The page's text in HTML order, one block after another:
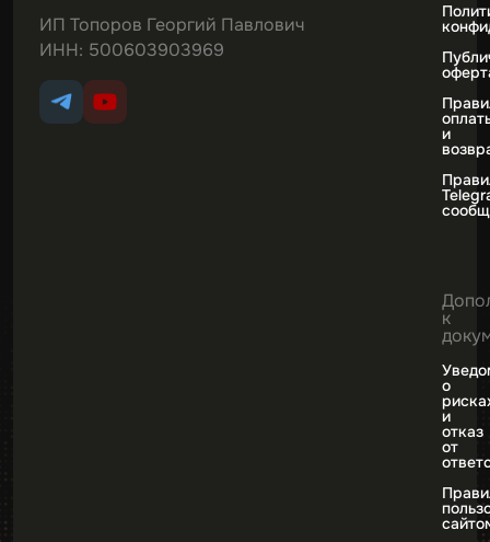
ИП Топоров Георгий Павлович
ИНН: 500603903969
и
к
о
и
отказ
от